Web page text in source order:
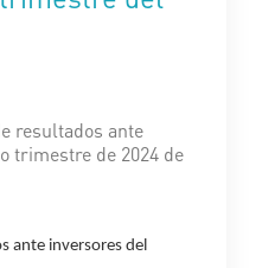
resultados ante
trimestre de 2024 de
ante inversores del